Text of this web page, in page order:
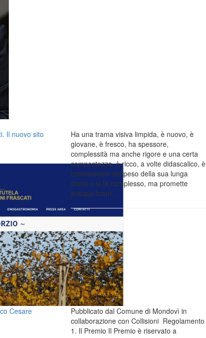
Il nuovo sito
Ha una trama visiva limpida, è nuovo, è
giovane, è fresco, ha spessore,
complessità ma anche rigore e una certa
compostezza, è ricco, a volte didascalico, è
consapevole del peso della sua lunga
storia e si fa complesso, ma promette
sviluppi futuri…
Cesare
Pubblicato dal Comune di Mondovì in
collaborazione con Collisioni Regolamento
1. Il Premio Il Premio è riservato a